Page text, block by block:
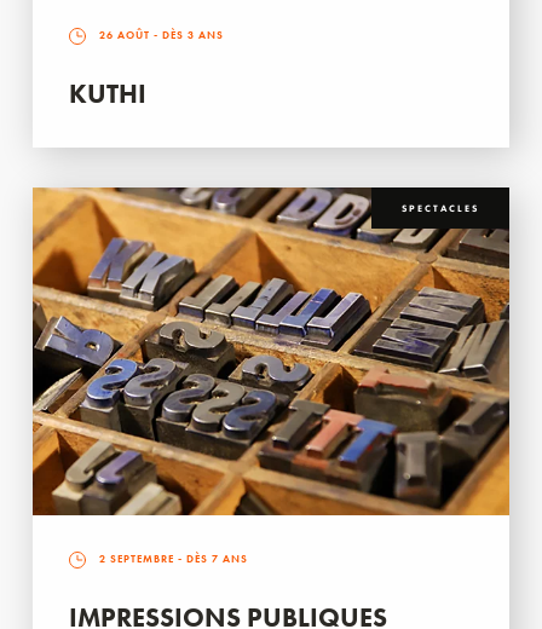
26 AOÛT - DÈS 3 ANS
KUTHI
SPECTACLES
2 SEPTEMBRE - DÈS 7 ANS
IMPRESSIONS PUBLIQUES